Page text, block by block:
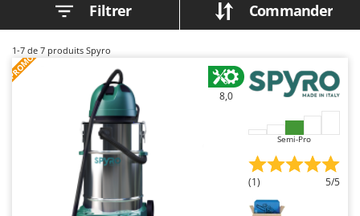
Bennes pour tracteur
Brouettes à moteur
Broyeurs à axe horizontal pour tracteur
Broyeurs de branches et végétaux
Butteurs pour tracteur
Chargeurs de batterie - Démarreurs
Charrues pour tracteur
Argo
Artus
Ausonia
Awelco
Baesso
Bahco
Filtrer Commander
1-7 de 7 produits Spyro
PROMO
8,0
Semi-Pro
(1) 5/5